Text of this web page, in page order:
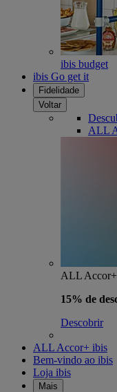
ibis budget
ibis Go get it
Fidelidade
Voltar
ALL
ALL
15% de
Descobrir
ALL Accor+ ibis
Bem-vindo ao ibis
Loja ibis
Mais